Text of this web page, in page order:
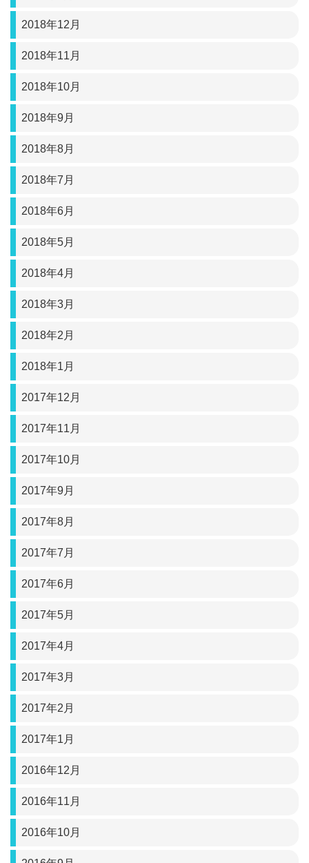
2018年12月
2018年11月
2018年10月
2018年9月
2018年8月
2018年7月
2018年6月
2018年5月
2018年4月
2018年3月
2018年2月
2018年1月
2017年12月
2017年11月
2017年10月
2017年9月
2017年8月
2017年7月
2017年6月
2017年5月
2017年4月
2017年3月
2017年2月
2017年1月
2016年12月
2016年11月
2016年10月